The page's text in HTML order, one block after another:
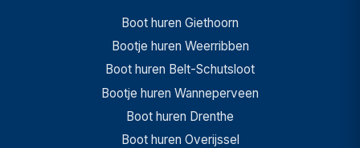
Boot huren Giethoorn
Bootje huren Weerribben
Boot huren Belt-Schutsloot
Bootje huren Wanneperveen
Boot huren Drenthe
Boot huren Overijssel